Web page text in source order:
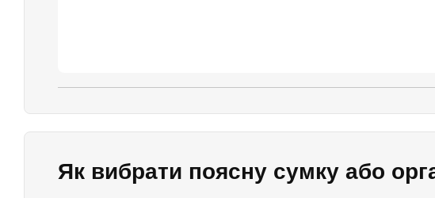
Як вибрати поясну сумку або